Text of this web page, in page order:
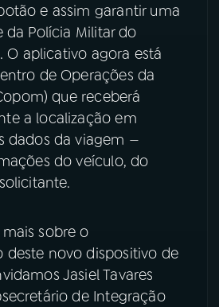
Facebook
X
e assim garantir uma
da Polícia Militar do
O aplicativo agora está
de Operações da
que receberá
a localização em
dados da viagem —
do veículo, do
sobre o
novo dispositivo de
Jasiel Tavares
de Integração